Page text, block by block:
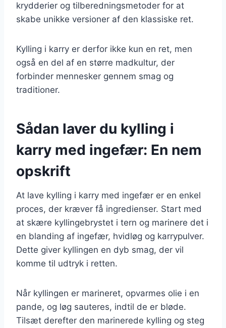
krydderier og tilberedningsmetoder for at
skabe unikke versioner af den klassiske ret.
Kylling i karry er derfor ikke kun en ret, men
også en del af en større madkultur, der
forbinder mennesker gennem smag og
traditioner.
Sådan laver du kylling i
karry med ingefær: En nem
opskrift
At lave kylling i karry med ingefær er en enkel
proces, der kræver få ingredienser. Start med
at skære kyllingebrystet i tern og marinere det i
en blanding af ingefær, hvidløg og karrypulver.
Dette giver kyllingen en dyb smag, der vil
komme til udtryk i retten.
Når kyllingen er marineret, opvarmes olie i en
pande, og løg sauteres, indtil de er bløde.
Tilsæt derefter den marinerede kylling og steg